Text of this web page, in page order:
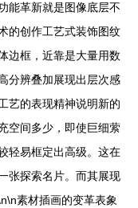
能革新就是图像底层不
的创作工艺式装饰图纹
边框，近靠是大量用数
分辨叠加展现出层次感
艺的表现精神说明新的
空间多少，即使巨细萦
轻易框定出高级。这在
张探索名片。而其展现
素材插画的变革表象